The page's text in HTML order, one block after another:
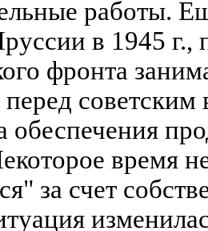
работы.
в 1945 г.,
фронта
обеспечения
время
за счет